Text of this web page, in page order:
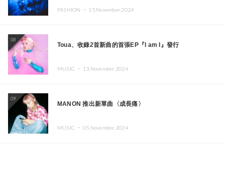
FASHION ・ 15.November.2024
08
Toua、收錄2首新曲的首張EP『I am I』發行
MUSIC ・ 13.November.2024
09
MANON 推出新單曲〈成長痛〉
MUSIC ・ 05.November.2024